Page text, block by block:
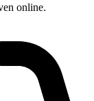
online.